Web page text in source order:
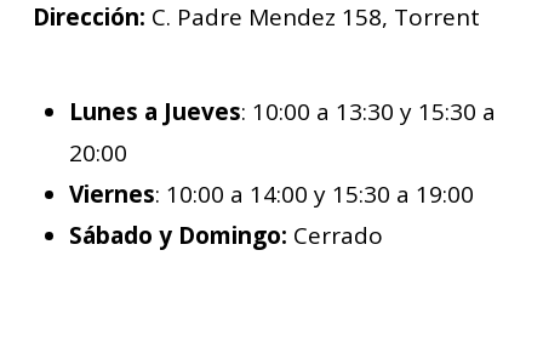
Dirección: C. Padre Mendez 158, Torrent
Lunes a Jueves: 10:00 a 13:30 y 15:30 a
20:00
Viernes: 10:00 a 14:00 y 15:30 a 19:00
Sábado y Domingo: Cerrado